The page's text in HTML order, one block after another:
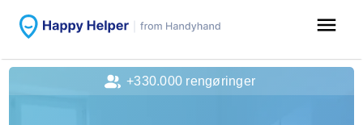
menu
+330.000 rengøringer